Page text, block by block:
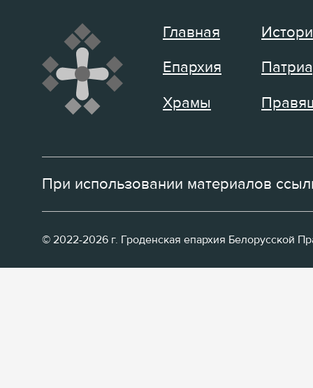
Главная
Епархия
Храмы
При использовании материалов
© 2022-2026 г. Гроденская епархия Белорусской